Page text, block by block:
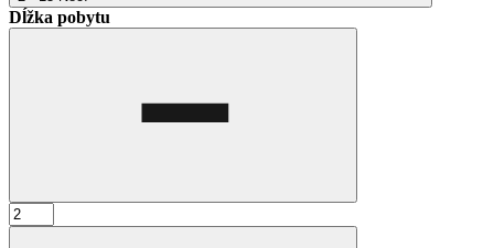
Dĺžka pobytu